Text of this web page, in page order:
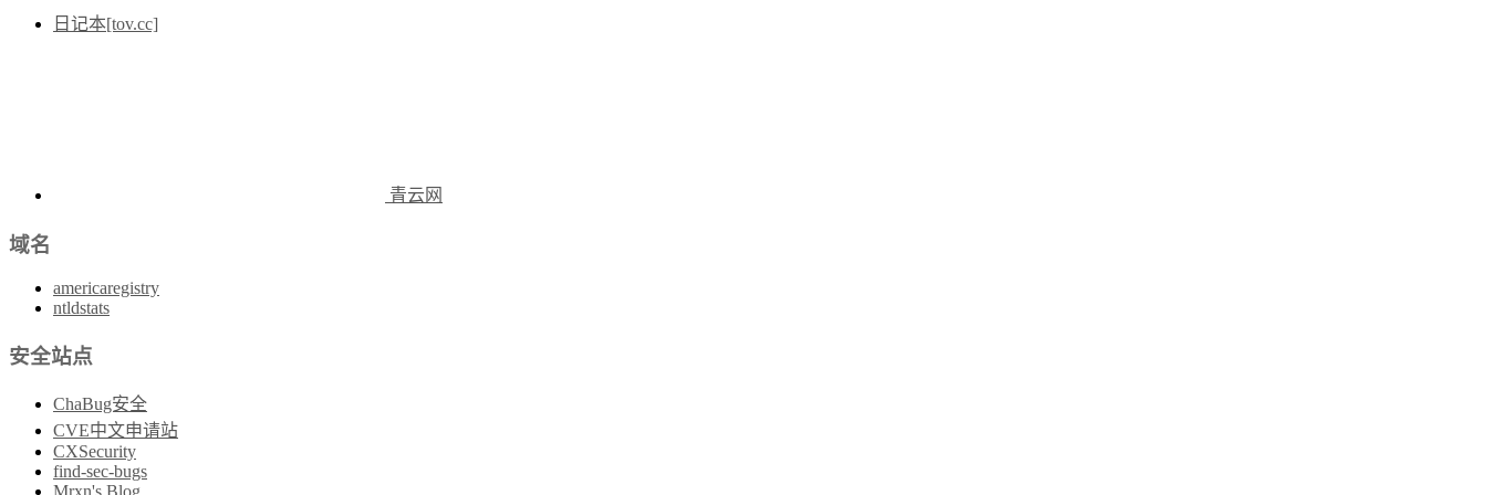
日记本[tov.cc]
青云网
域名
americaregistry
ntldstats
安全站点
ChaBug安全
CVE中文申请站
CXSecurity
find-sec-bugs